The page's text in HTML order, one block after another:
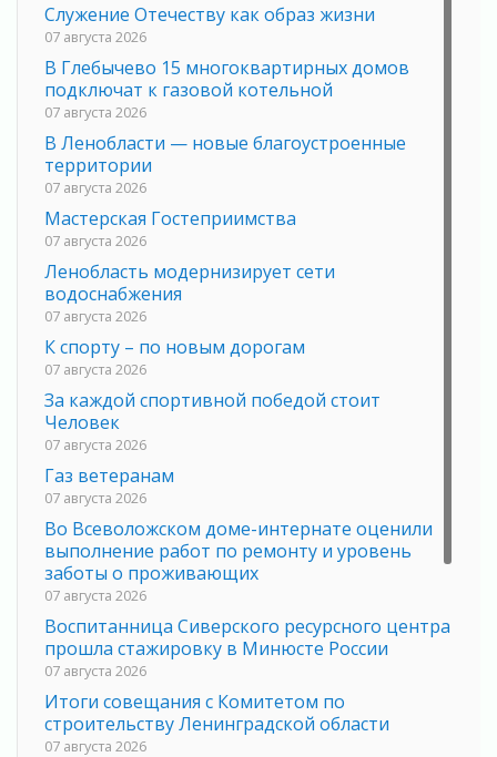
Служение Отечеству как образ жизни
07 августа 2026
В Глебычево 15 многоквартирных домов
подключат к газовой котельной
07 августа 2026
В Ленобласти — новые благоустроенные
территории
07 августа 2026
Мастерская Гостеприимства
07 августа 2026
Ленобласть модернизирует сети
водоснабжения
07 августа 2026
К спорту – по новым дорогам
07 августа 2026
За каждой спортивной победой стоит
Человек
07 августа 2026
Газ ветеранам
07 августа 2026
Во Всеволожском доме-интернате оценили
выполнение работ по ремонту и уровень
заботы о проживающих
07 августа 2026
Воспитанница Сиверского ресурсного центра
прошла стажировку в Минюсте России
07 августа 2026
Итоги совещания с Комитетом по
строительству Ленинградской области
07 августа 2026